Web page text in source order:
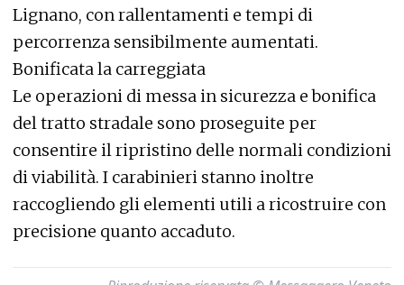
Lignano, con rallentamenti e tempi di
percorrenza sensibilmente aumentati.
Bonificata la carreggiata
Le operazioni di messa in sicurezza e bonifica
del tratto stradale sono proseguite per
consentire il ripristino delle normali condizioni
di viabilità. I carabinieri stanno inoltre
raccogliendo gli elementi utili a ricostruire con
precisione quanto accaduto.